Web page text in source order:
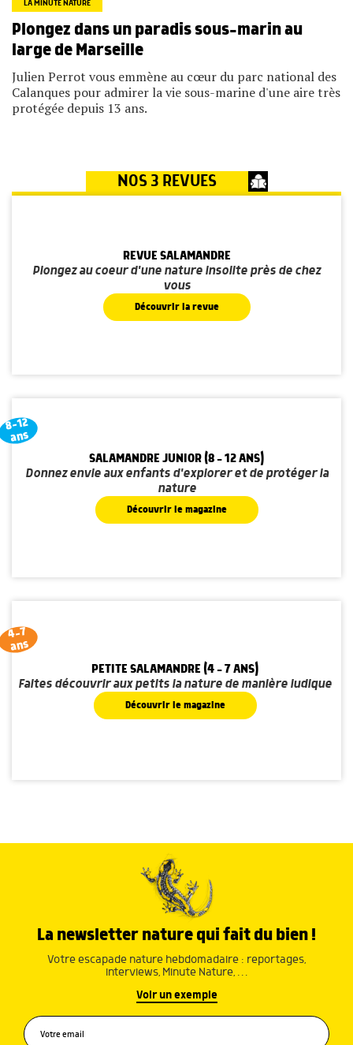
LA MINUTE NATURE
Plongez dans un paradis sous-marin au
large de Marseille
Julien Perrot vous emmène au cœur du parc national des
Calanques pour admirer la vie sous-marine d'une aire très
protégée depuis 13 ans.
NOS 3 REVUES
REVUE SALAMANDRE
Plongez au coeur d'une nature insolite près de chez
vous
Découvrir la revue
8-12
ans
SALAMANDRE JUNIOR (8 - 12 ANS)
Donnez envie aux enfants d'explorer et de protéger la
nature
Découvrir le magazine
4-7
ans
PETITE SALAMANDRE (4 - 7 ANS)
Faites découvrir aux petits la nature de manière ludique
Découvrir le magazine
La newsletter nature qui fait du bien !
Votre escapade nature hebdomadaire : reportages,
interviews, Minute Nature, …
Voir un exemple